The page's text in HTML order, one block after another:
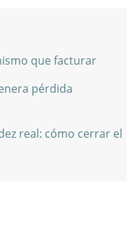
que facturar
pérdida
real: cómo cerrar el